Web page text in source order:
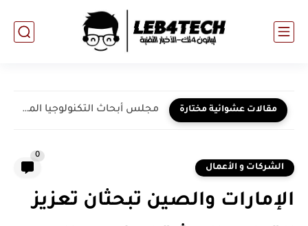
مقالات عشوائية مختارة مجلس أبحاث التكنولوجيا المتطورة في أبوظبي يطلق «AI71»... شركة الذكاء...
الشركات و الأعمال
0
الإمارات والصين تبحثان تعزيز